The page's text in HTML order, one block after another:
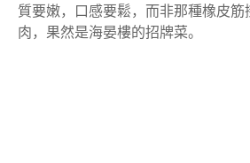
質要嫩，口感要鬆，而非那種橡皮
肉，果然是海晏樓的招牌菜。